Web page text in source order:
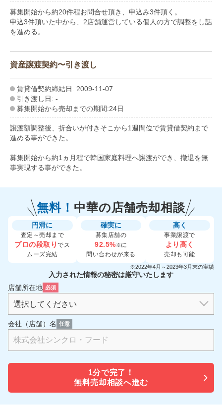
募集開始から約20件程お問合せ頂き、申込み3件頂く。
申込3件頂いた中から、2店舗運営している個人の方で調整をし話
を進める。
資産譲渡契約〜引き渡し
賃貸借契約締結日: 2009-11-07
引き渡し日: -
募集開始から売却までの期間:24日
譲渡額調整後、折合いが付きそこから1週間位で賃貸借契約まで
進める事ができた。
募集開始から約1ヵ月程で韓国家庭料理へ譲渡ができ、撤退を無
事実現する事ができた。
無料！ 中華の店舗売却相談
円滑に
査定～売却まで
プロの段取りでス
ムーズ完結
確実に
募集店舗の
92.5%※に
問い合わせが来る
高く
事業譲渡で
より高く
売却も可能
※2022年4月～2023年3月末の実績
入力された情報の秘密は厳守いたします
店舗所在地 必須
会社（店舗）名 任意
1分で完了！
無料売却相談へ進む